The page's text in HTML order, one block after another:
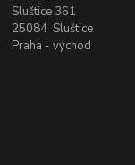
Sluštice 361
25084 Sluštice
Praha - východ